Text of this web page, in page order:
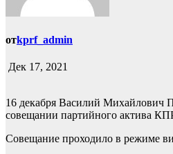
отkprf_admin
Дек 17, 2021
16 декабря Василий Михайлович
совещании партийного актива
Совещание проходило в режиме